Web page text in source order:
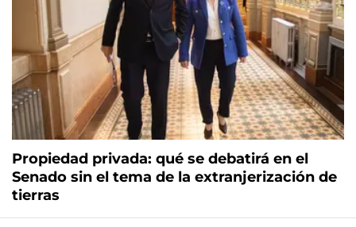
Propiedad privada: qué se debatirá en el
Senado sin el tema de la extranjerización de
tierras